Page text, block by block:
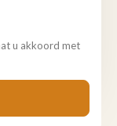
u akkoord met